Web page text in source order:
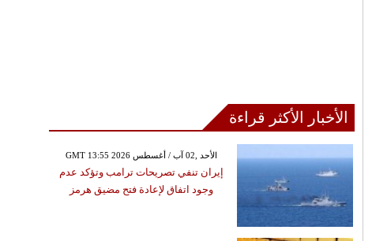
الأخبار الأكثر قراءة
GMT 13:55 2026 الأحد ,02 آب / أغسطس
إيران تنفي تصريحات ترامب وتؤكد عدم
وجود اتفاق لإعادة فتح مضيق هرمز